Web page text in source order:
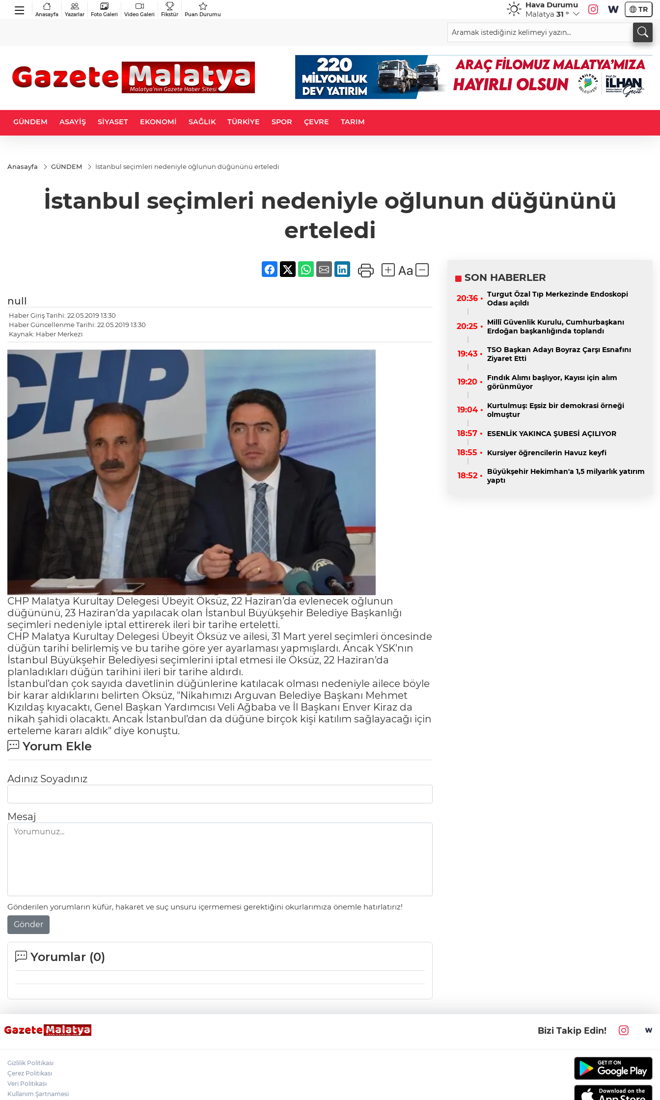
Anasayfa Yazarlar Foto Galeri Video Galeri Fikstür Puan Durumu
Hava Durumu
Malatya 31 ° TR
GÜNDEM ASAYİŞ SİYASET EKONOMİ SAĞLIK TÜRKİYE SPOR ÇEVRE TARIM
Anasayfa GÜNDEM İstanbul seçimleri nedeniyle oğlunun düğününü erteledi
İstanbul seçimleri nedeniyle oğlunun düğününü
erteledi
null
Haber Giriş Tarihi: 22.05.2019 13:30
Haber Güncellenme Tarihi: 22.05.2019 13:30
Kaynak: Haber Merkezi
CHP Malatya Kurultay Delegesi Übeyit Öksüz, 22 Haziran’da evlenecek oğlunun
düğününü, 23 Haziran’da yapılacak olan İstanbul Büyükşehir Belediye Başkanlığı
seçimleri nedeniyle iptal ettirerek ileri bir tarihe erteletti.
CHP Malatya Kurultay Delegesi Übeyit Öksüz ve ailesi, 31 Mart yerel seçimleri öncesinde
düğün tarihi belirlemiş ve bu tarihe göre yer ayarlaması yapmışlardı. Ancak YSK’nın
İstanbul Büyükşehir Belediyesi seçimlerini iptal etmesi ile Öksüz, 22 Haziran’da
planladıkları düğün tarihini ileri bir tarihe aldırdı.
İstanbul’dan çok sayıda davetlinin düğünlerine katılacak olması nedeniyle ailece böyle
bir karar aldıklarını belirten Öksüz, "Nikahımızı Arguvan Belediye Başkanı Mehmet
Kızıldaş kıyacaktı, Genel Başkan Yardımcısı Veli Ağbaba ve İl Başkanı Enver Kiraz da
nikah şahidi olacaktı. Ancak İstanbul’dan da düğüne birçok kişi katılım sağlayacağı için
erteleme kararı aldık" diye konuştu.
Yorum Ekle
Adınız Soyadınız
Mesaj
Gönderilen yorumların küfür, hakaret ve suç unsuru içermemesi gerektiğini okurlarımıza önemle hatırlatırız!
Gönder
Yorumlar (0)
SON HABERLER
20:36 • Turgut Özal Tıp Merkezinde Endoskopi
Odası açıldı
20:25 • Millî Güvenlik Kurulu, Cumhurbaşkanı
Erdoğan başkanlığında toplandı
19:43 • TSO Başkan Adayı Boyraz Çarşı Esnafını
Ziyaret Etti
19:20 •
Fındık Alımı başlıyor, Kayısı için alım
görünmüyor
19:04 • Kurtulmuş: Eşsiz bir demokrasi örneği
olmuştur
18:57 • ESENLİK YAKINCA ŞUBESİ AÇILIYOR
18:55 • Kursiyer öğrencilerin Havuz keyfi
18:52 •
Büyükşehir Hekimhan'a 1,5 milyarlık yatırım
yaptı
Bizi Takip Edin!
Gizlilik Politikası
Çerez Politikası
Veri Politikası
Kullanım Şartnamesi